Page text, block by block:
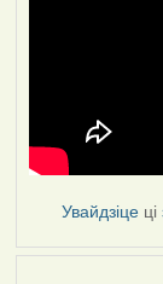
Увайдзіце ці